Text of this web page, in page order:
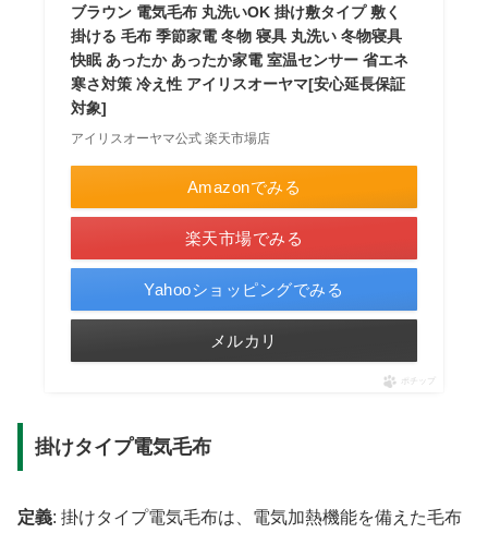
ブラウン 電気毛布 丸洗いOK 掛け敷タイプ 敷く
掛ける 毛布 季節家電 冬物 寝具 丸洗い 冬物寝具
快眠 あったか あったか家電 室温センサー 省エネ
寒さ対策 冷え性 アイリスオーヤマ[安心延長保証
対象]
アイリスオーヤマ公式 楽天市場店
Amazonでみる
楽天市場でみる
Yahooショッピングでみる
メルカリ
ポチップ
掛けタイプ電気毛布
定義: 掛けタイプ電気毛布は、電気加熱機能を備えた毛布